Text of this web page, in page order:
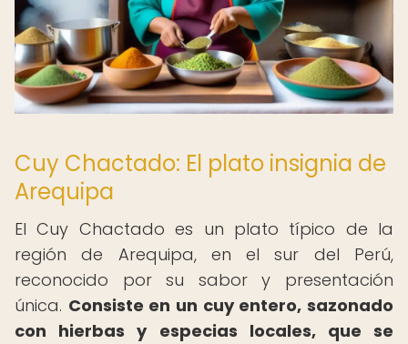
Cuy Chactado: El plato insignia de
Arequipa
El Cuy Chactado es un plato típico de la
región de Arequipa, en el sur del Perú,
reconocido por su sabor y presentación
única. Consiste en un cuy entero, sazonado
con hierbas y especias locales, que se